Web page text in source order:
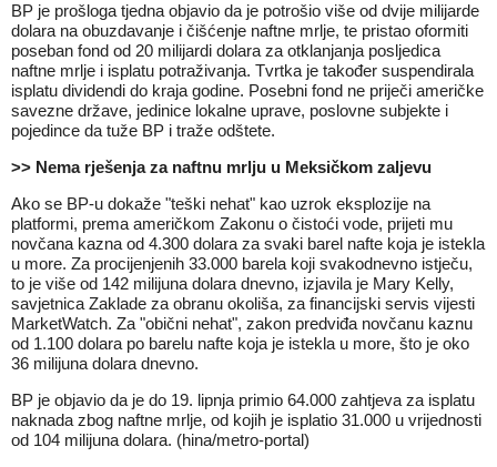
BP je prošloga tjedna objavio da je potrošio više od dvije milijarde
dolara na obuzdavanje i čišćenje naftne mrlje, te pristao oformiti
poseban fond od 20 milijardi dolara za otklanjanja posljedica
naftne mrlje i isplatu potraživanja. Tvrtka je također suspendirala
isplatu dividendi do kraja godine. Posebni fond ne priječi američke
savezne države, jedinice lokalne uprave, poslovne subjekte i
pojedince da tuže BP i traže odštete.
>> Nema rješenja za naftnu mrlju u Meksičkom zaljevu
Ako se BP-u dokaže "teški nehat" kao uzrok eksplozije na
platformi, prema američkom Zakonu o čistoći vode, prijeti mu
novčana kazna od 4.300 dolara za svaki barel nafte koja je istekla
u more. Za procijenjenih 33.000 barela koji svakodnevno istječu,
to je više od 142 milijuna dolara dnevno, izjavila je Mary Kelly,
savjetnica Zaklade za obranu okoliša, za financijski servis vijesti
MarketWatch. Za "obični nehat", zakon predviđa novčanu kaznu
od 1.100 dolara po barelu nafte koja je istekla u more, što je oko
36 milijuna dolara dnevno.
BP je objavio da je do 19. lipnja primio 64.000 zahtjeva za isplatu
naknada zbog naftne mrlje, od kojih je isplatio 31.000 u vrijednosti
od 104 milijuna dolara. (hina/metro-portal)